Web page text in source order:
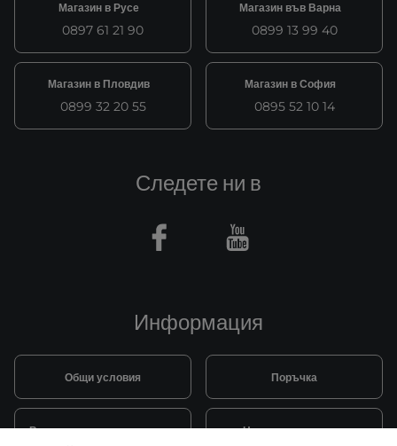
Магазин в Русе
0897 61 21 90
Магазин във Варна
0899 13 99 40
Магазин в Пловдив
0899 32 20 55
Магазин в София
0895 52 10 14
Информация
Общи условия Поръчка
Видове и цена за транспорт Начини на плащане
Следете ни в
Facebook Youtube